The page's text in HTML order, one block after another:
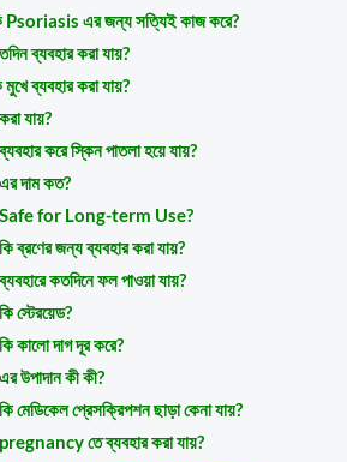
এর জন্য সত্যিই কাজ করে?
ব্যবহার করা যায়?
ব্যবহার করা যায়?
যায়?
করে স্কিন পাতলা হয়ে যায়?
দাম কত?
for Long-term Use?
জন্য ব্যবহার করা যায়?
কতদিনে ফল পাওয়া যায়?
দাগ দূর করে?
কী কী?
প্রেসক্রিপশন ছাড়া কেনা যায়?
তে ব্যবহার করা যায়?